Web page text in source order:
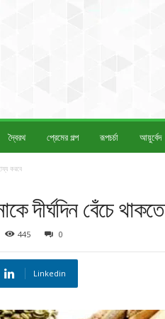
দ্বৈরথ প্রেমের গল্প রূপচর্চা আয়ুর্বেদ
করবে
দীর্ঘদিন বেঁচে
445 0
Linkedin